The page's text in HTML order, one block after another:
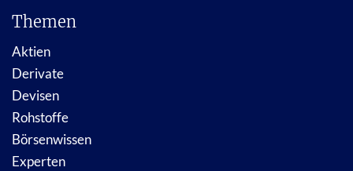
Themen
Aktien
Derivate
Devisen
Rohstoffe
Börsenwissen
Experten